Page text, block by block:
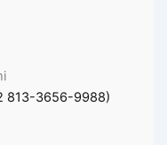
813-3656-9988)